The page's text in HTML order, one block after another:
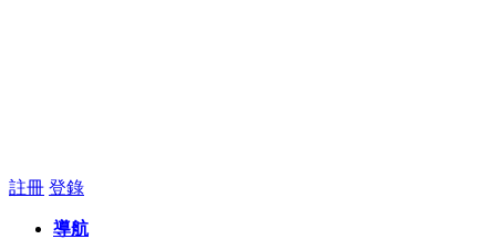
註冊 登錄
導航